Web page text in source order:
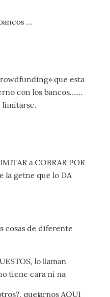
…
que esta
con los bancos……
limitarse.
a COBRAR POR
la getne que lo DA
cosas de diferente
lo llaman
tiene cara ni na
quejarnos AQUI